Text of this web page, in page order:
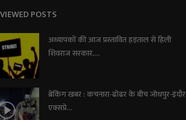
POSTS
अध्यापकों की आज प्रस्तावित हड़ताल से हिली
शिवराज सरकार,...
ब्रेकिंग खबर : कचनारा-ढोढर के बीच जोधपुर-इंदौर
एक्सप्रे...